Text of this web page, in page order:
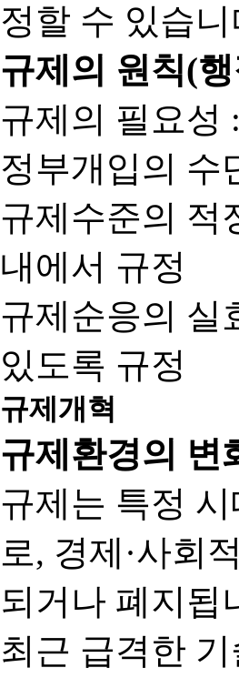
정할 수 있습니
규제의 원칙(
규제의 필요
정부개입의 수
규제수준의 적
내에서 규정
규제순응의 실
있도록 규정
규제개혁
규제환경의 변
규제는 특정
로, 경제·사회
되거나 폐지됩
최근 급격한